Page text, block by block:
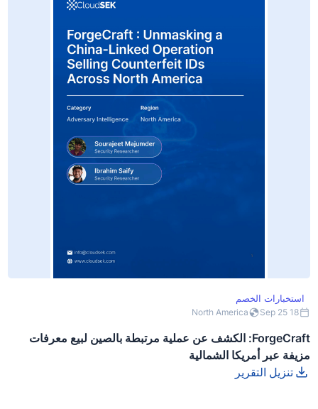
استخبارات الخصم
18 Sep 25
North America
ForgeCraft: الكشف عن عملية مرتبطة بالصين لبيع معرفات
مزيفة عبر أمريكا الشمالية
تنزيل التقرير